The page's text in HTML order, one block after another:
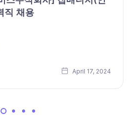
직 채용
April 17, 2024